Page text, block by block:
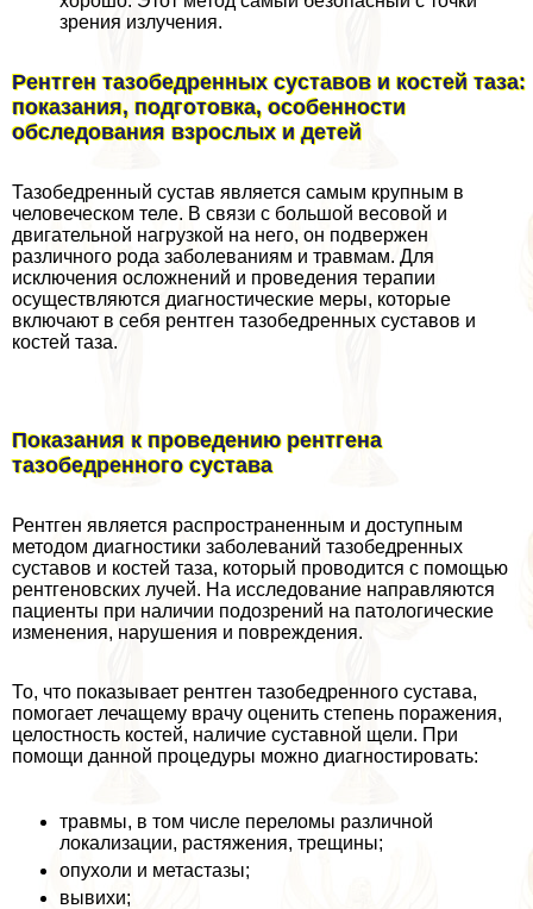
зрения излучения.
Рентген тазобедренных суставов и костей таза:
показания, подготовка, особенности
обследования взрослых и детей
Тазобедренный сустав является самым крупным в
человеческом теле. В связи с большой весовой и
двигательной нагрузкой на него, он подвержен
различного рода заболеваниям и травмам. Для
исключения осложнений и проведения терапии
осуществляются диагностические меры, которые
включают в себя рентген тазобедренных суставов и
костей таза.
Показания к проведению рентгена
тазобедренного сустава
Рентген является распространенным и доступным
методом диагностики заболеваний тазобедренных
суставов и костей таза, который проводится с помощью
рентгеновских лучей. На исследование направляются
пациенты при наличии подозрений на патологические
изменения, нарушения и повреждения.
То, что показывает рентген тазобедренного сустава,
помогает лечащему врачу оценить степень поражения,
целостность костей, наличие суставной щели. При
помощи данной процедуры можно диагностировать:
травмы, в том числе переломы различной
локализации, растяжения, трещины;
опухоли и метастазы;
вывихи;